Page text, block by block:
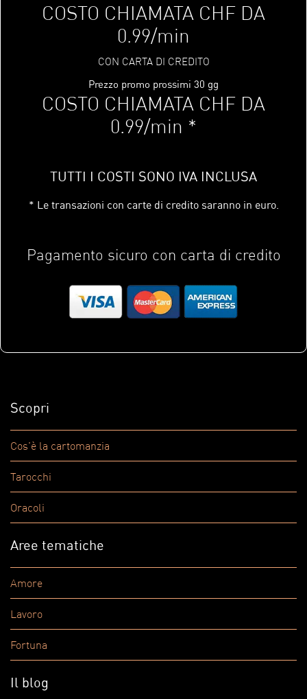
COSTO CHIAMATA CHF DA
0.99/min
CON CARTA DI CREDITO
Prezzo promo prossimi 30 gg
COSTO CHIAMATA CHF DA
0.99/min *
TUTTI I COSTI SONO IVA INCLUSA
* Le transazioni con carte di credito saranno in euro.
Pagamento sicuro con carta di credito
Scopri
Cos'è la cartomanzia
Tarocchi
Oracoli
Aree tematiche
Amore
Lavoro
Fortuna
Il blog